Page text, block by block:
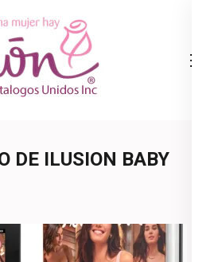
Ropa Interior
800.825.9452
DE ILUSION BABY